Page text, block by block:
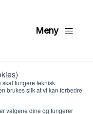
skal fungere teknisk
brukes slik at vi kan forbedre
valgene dine og fungerer
Meny
Høytid